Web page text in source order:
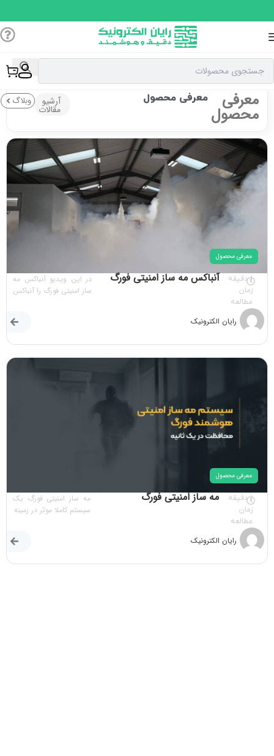
معرفی
محصول
معرفی محصول آرشیو
مقالات
وبلاگ
معرفی محصول
1 دقیقه
زمان
مطالعه
آنباکس مه ساز امنیتی فورگ
در این ویدیو آنباکس مه
ساز امنیتی فورگ را آنباکس
رایان الکترونیک
معرفی محصول
1 دقیقه
زمان
مطالعه
مه ساز امنیتی فورگ
مه ساز امنیتی فورگ یک
سیستم کاملا موثر در زمینه
رایان الکترونیک